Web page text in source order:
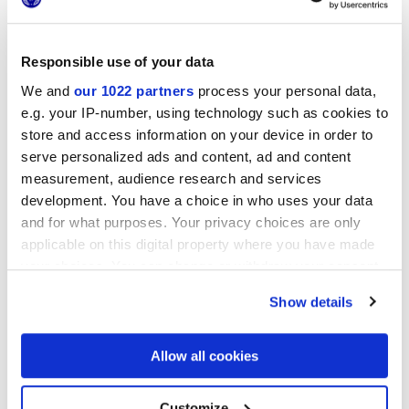
Responsible use of your data
We and our 1022 partners process your personal data,
e.g. your IP-number, using technology such as cookies to
store and access information on your device in order to
serve personalized ads and content, ad and content
measurement, audience research and services
development. You have a choice in who uses your data
and for what purposes. Your privacy choices are only
applicable on this digital property where you have made
your choices. You can change or withdraw your consent
If you allow, we would also like to:
Collect information about your geographical
location which can be accurate to within several
Show details
Allow all cookies
MINIATURE FREGIO BLU MINIATURE FREGIO NERO